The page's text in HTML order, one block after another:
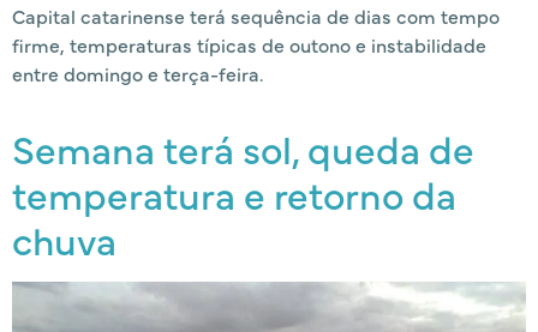
Capital catarinense terá sequência de dias com tempo
firme, temperaturas típicas de outono e instabilidade
entre domingo e terça-feira.
Semana terá sol, queda de
temperatura e retorno da
chuva